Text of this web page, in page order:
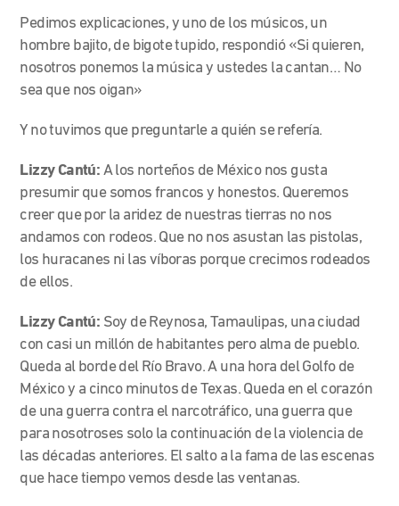
Pedimos explicaciones, y uno de los músicos, un
hombre bajito, de bigote tupido, respondió «Si quieren,
nosotros ponemos la música y ustedes la cantan… No
sea que nos oigan»
Y no tuvimos que preguntarle a quién se refería.
Lizzy Cantú: A los norteños de México nos gusta
presumir que somos francos y honestos. Queremos
creer que por la aridez de nuestras tierras no nos
andamos con rodeos. Que no nos asustan las pistolas,
los huracanes ni las víboras porque crecimos rodeados
de ellos.
Lizzy Cantú: Soy de Reynosa, Tamaulipas, una ciudad
con casi un millón de habitantes pero alma de pueblo.
Queda al borde del Río Bravo. A una hora del Golfo de
México y a cinco minutos de Texas. Queda en el corazón
de una guerra contra el narcotráfico, una guerra que
para nosotroses solo la continuación de la violencia de
las décadas anteriores. El salto a la fama de las escenas
que hace tiempo vemos desde las ventanas.